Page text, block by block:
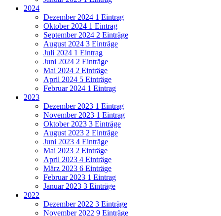
2024
Dezember 2024 1 Eintrag
Oktober 2024 1 Eintrag
September 2024 2 Einträge
August 2024 3 Einträge
Juli 2024 1 Eintrag
Juni 2024 2 Einträge
Mai 2024 2 Einträge
April 2024 5 Einträge
Februar 2024 1 Eintrag
2023
Dezember 2023 1 Eintrag
November 2023 1 Eintrag
Oktober 2023 3 Einträge
August 2023 2 Einträge
Juni 2023 4 Einträge
Mai 2023 2 Einträge
April 2023 4 Einträge
März 2023 6 Einträge
Februar 2023 1 Eintrag
Januar 2023 3 Einträge
2022
Dezember 2022 3 Einträge
November 2022 9 Einträge